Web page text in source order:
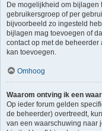
De mogelijkheid om bijlagen
gebruikersgroep of per
bijvoorbeeld zo ingesteld
bijlagen mag toevoegen of
contact op met de
kan toevoegen.
Omhoog
Waarom ontving ik een
Op ieder forum gelden
de beheerder) overtreedt,
van een waarschuwing naar